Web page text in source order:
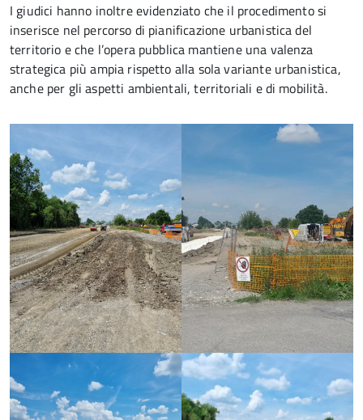
I giudici hanno inoltre evidenziato che il procedimento si
inserisce nel percorso di pianificazione urbanistica del
territorio e che l’opera pubblica mantiene una valenza
strategica più ampia rispetto alla sola variante urbanistica,
anche per gli aspetti ambientali, territoriali e di mobilità.